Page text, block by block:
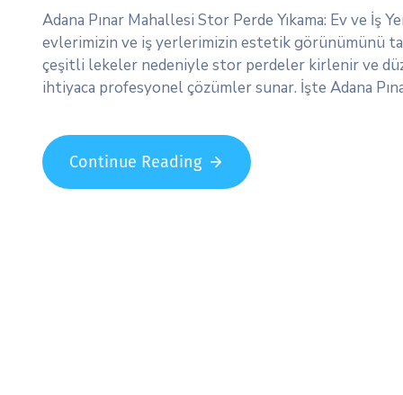
Adana Pınar Mahallesi Stor Perde Yıkama: Ev ve
evlerimizin ve iş yerlerimizin estetik görünümünü
çeşitli lekeler nedeniyle stor perdeler kirlenir ve
ihtiyaca profesyonel çözümler sunar. İşte Adana
Continue Reading